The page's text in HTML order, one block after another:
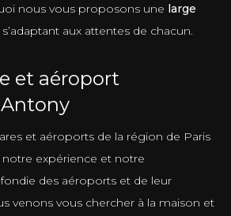
nous vous proposons une large
s’adaptant aux attentes de chacun.
et aéroport
et aéroports de la région de Paris
notre expérience et notre
des aéroports et de leur
venons vous chercher à la maison et